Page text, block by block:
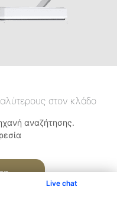
Live chat
στον κλάδο
αναζήτησης.